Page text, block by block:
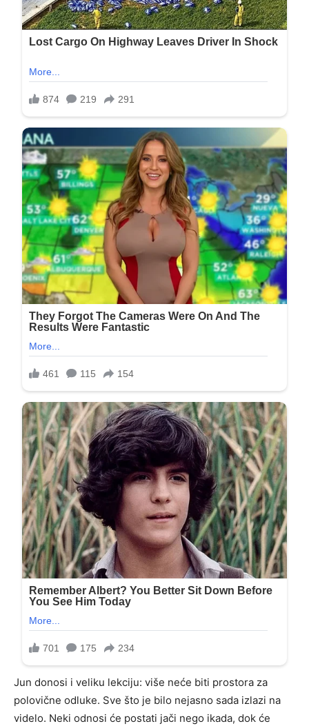
Jun donosi i veliku lekciju: više neće biti prostora za
polovične odluke. Sve što je bilo nejasno sada izlazi na
videlo. Neki odnosi će postati jači nego ikada, dok će